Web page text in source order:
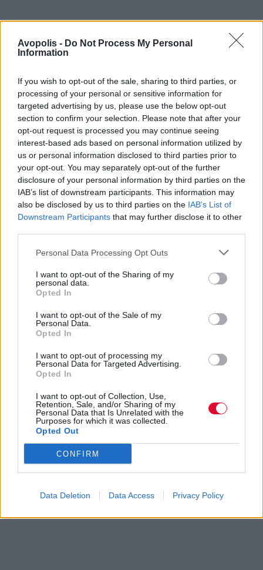
Avopolis - Do Not Process My Personal
Information
If you wish to opt-out of the sale, sharing to third parties, or
processing of your personal or sensitive information for
targeted advertising by us, please use the below opt-out
section to confirm your selection. Please note that after your
opt-out request is processed you may continue seeing
interest-based ads based on personal information utilized by
us or personal information disclosed to third parties prior to
your opt-out. You may separately opt-out of the further
disclosure of your personal information by third parties on the
IAB’s list of downstream participants. This information may
also be disclosed by us to third parties on the IAB’s List of
Downstream Participants that may further disclose it to other
Personal Data Processing Opt Outs
I want to opt-out of the Sharing of my
personal data.
Opted In
I want to opt-out of the Sale of my
Personal Data.
Opted In
I want to opt-out of processing my
Personal Data for Targeted Advertising.
Opted In
I want to opt-out of Collection, Use,
Retention, Sale, and/or Sharing of my
Personal Data that Is Unrelated with the
Purposes for which it was collected.
Opted Out
CONFIRM
Data Deletion Data Access Privacy Policy